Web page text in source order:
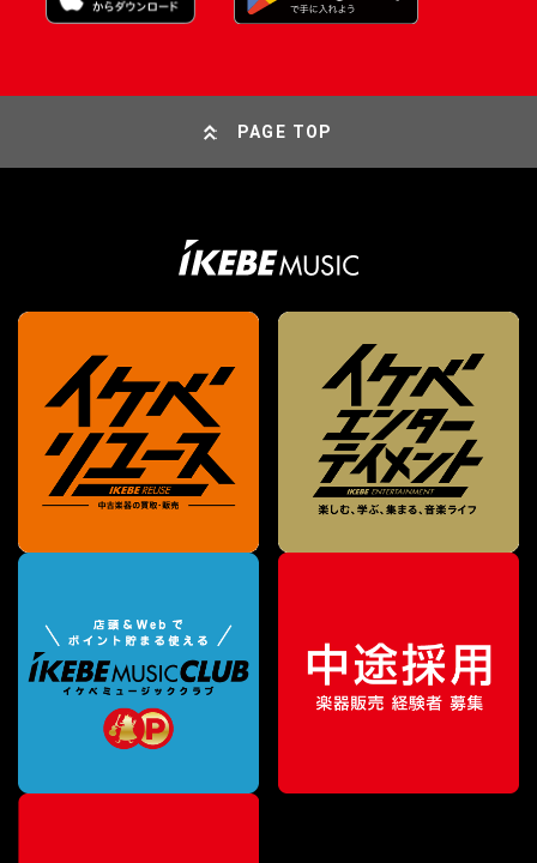
PAGE TOP